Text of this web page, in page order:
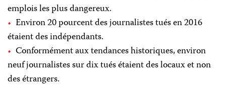
emplois les plus dangereux.
Environ 20 pourcentdes journalistes tués en 2016
étaient des indépendants.
Conformément aux tendances historiques, environ
neuf journalistes sur dix tués étaient des locaux et non
des étrangers.